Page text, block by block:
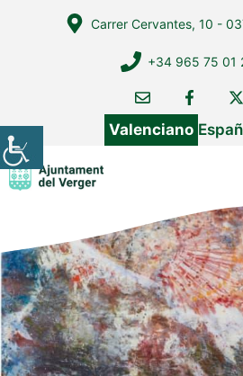
Carrer Cervantes, 10 -
+34 965 75 01
Valenciano